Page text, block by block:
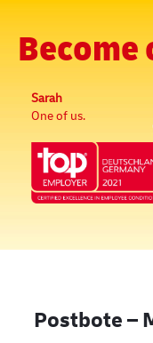
Become
Sarah
One of us.
Postbote –